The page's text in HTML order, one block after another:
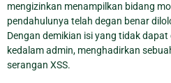
mengizinkan menampilkan bidang
pendahulunya telah degan benar
Dengan demikian isi yang tidak
kedalam admin, menghadirkan
serangan XSS.